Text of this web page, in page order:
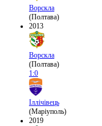
Ворскла
(Полтава)
2013
Ворскла
(Полтава)
1:0
Іллічівець
(Маріуполь)
2019